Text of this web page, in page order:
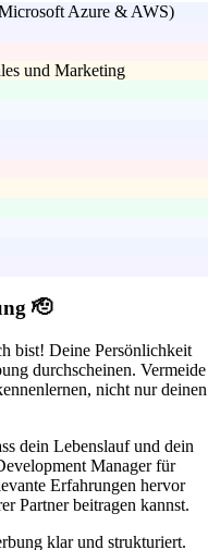
Azure & AWS)
und Marketing
🫡
bist! Deine Persönlichkeit
durchscheinen. Vermeide
nicht nur deinen
dein Lebenslauf und dein
Manager für
Erfahrungen hervor
Partner beitragen kannst.
klar und strukturiert.